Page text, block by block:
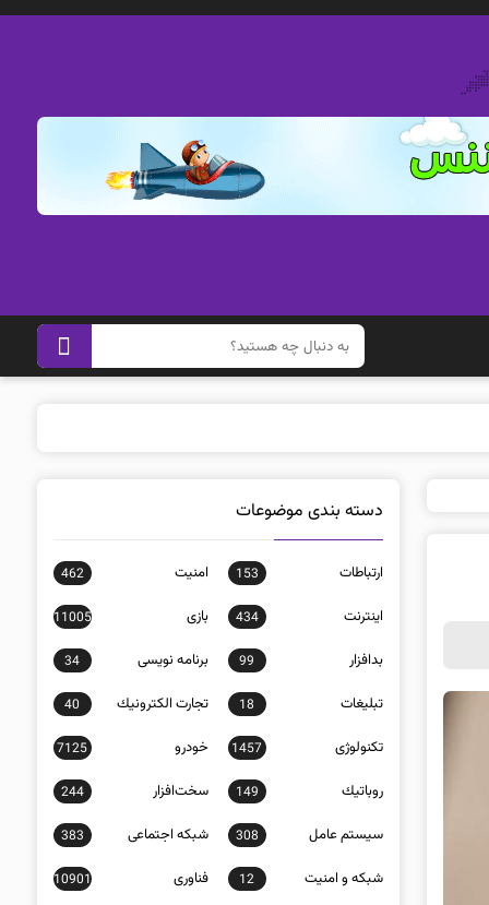
دسته بندی موضوعات
ارتباطات 153 امنيت 462
اينترنت 434 بازی 11005
بدافزار 99 برنامه نويسی 34
تبلیغات 18 تجارت الكترونيك 40
تکنولوژی 1457 خودرو 7125
روباتيك 149 سخت‌افزار 244
سيستم عامل 308 شبكه اجتماعی 383
شبكه و امنيت 12 فناوری 10901